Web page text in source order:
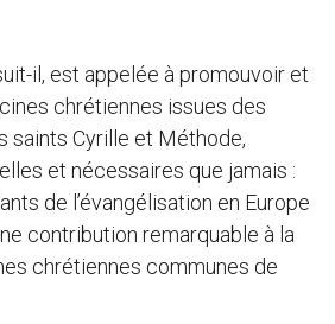
il, est appelée à promouvoir et
chrétiennes issues des
saints Cyrille et Méthode,
et nécessaires que jamais :
de l’évangélisation en Europe
contribution remarquable à la
chrétiennes communes de